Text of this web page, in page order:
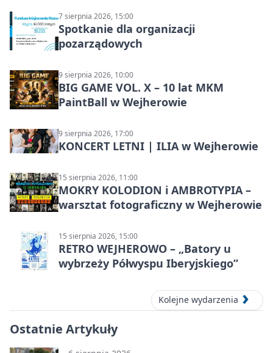
7 sierpnia 2026, 15:00
Spotkanie dla organizacji
pozarządowych
9 sierpnia 2026, 10:00
BIG GAME VOL. X – 10 lat MKM
PaintBall w Wejherowie
9 sierpnia 2026, 17:00
KONCERT LETNI | ILIA w Wejherowie
15 sierpnia 2026, 11:00
MOKRY KOLODION i AMBROTYPIA –
warsztat fotograficzny w Wejherowie
15 sierpnia 2026, 15:00
RETRO WEJHEROWO – „Batory u
wybrzeży Półwyspu Iberyjskiego”
Kolejne wydarzenia
Ostatnie Artykuły